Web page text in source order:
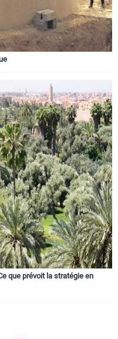
que prévoit la stratégie en